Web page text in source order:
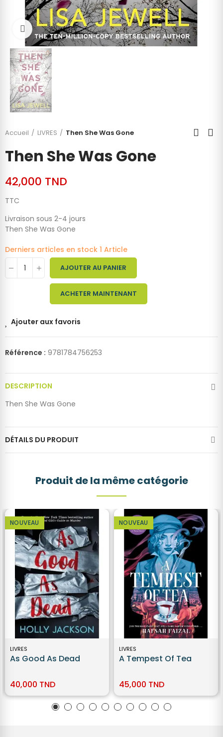
Cliquez pour agrandir
Accueil LIVRES Then She Was Gone
Then She Was Gone
42,000 TND
TTC
Livraison sous 2-4 jours
Then She Was Gone
Derniers articles en stock 1 Article
AJOUTER AU PANIER
ACHETER MAINTENANT
Ajouter aux favoris
Référence : 9781784756253
DESCRIPTION
Then She Was Gone
DÉTAILS DU PRODUIT
Produit de la même catégorie
NOUVEAU
LIVRES
As Good As Dead
40,000 TND
NOUVEAU
LIVRES
A Tempest Of Tea
45,000 TND